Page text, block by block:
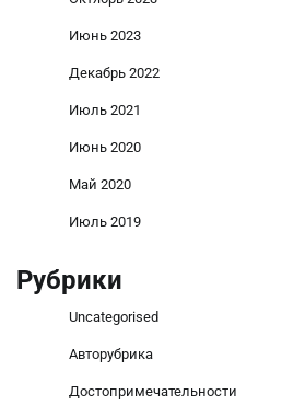
Июнь 2023
Декабрь 2022
Июль 2021
Июнь 2020
Май 2020
Июль 2019
Рубрики
Uncategorised
Авторубрика
Достопримечательности